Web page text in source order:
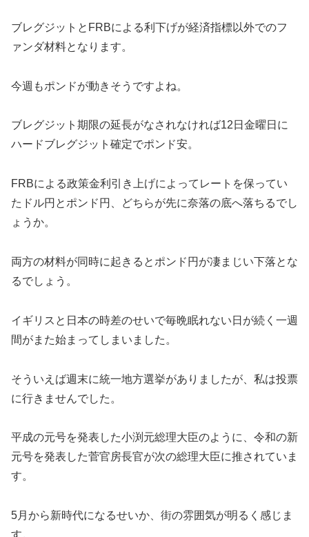
ブレグジットとFRBによる利下げが経済指標以外でのフ
ァンダ材料となります。
今週もポンドが動きそうですよね。
ブレグジット期限の延長がなされなければ12日金曜日に
ハードブレグジット確定でポンド安。
FRBによる政策金利引き上げによってレートを保ってい
たドル円とポンド円、どちらが先に奈落の底へ落ちるでし
ょうか。
両方の材料が同時に起きるとポンド円が凄まじい下落とな
るでしょう。
イギリスと日本の時差のせいで毎晩眠れない日が続く一週
間がまた始まってしまいました。
そういえば週末に統一地方選挙がありましたが、私は投票
に行きませんでした。
平成の元号を発表した小渕元総理大臣のように、令和の新
元号を発表した菅官房長官が次の総理大臣に推されていま
す。
5月から新時代になるせいか、街の雰囲気が明るく感じま